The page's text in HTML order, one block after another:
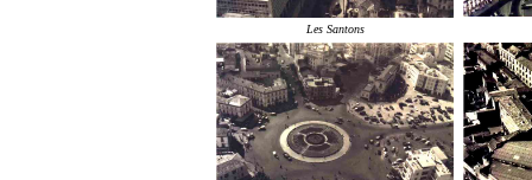
Les Santons